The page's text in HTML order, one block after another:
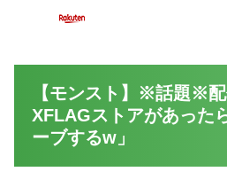
【モンスト】※話題※
XFLAGストアがあった
ーブするw」